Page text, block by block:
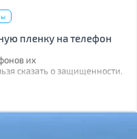
пленку на телефон
их
сказать о защищенности.
к механическим